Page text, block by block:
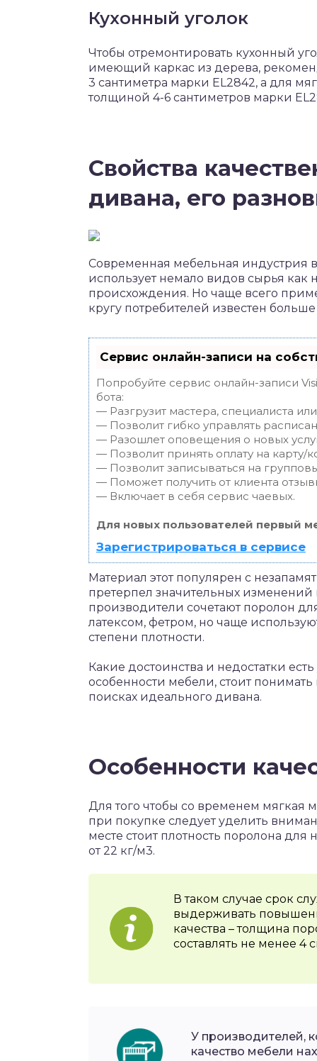
Кухонный уголок
Чтобы отремонтировать кухонный
имеющий каркас из дерева,
3 сантиметра марки EL2842, а для
толщиной 4-6 сантиметров марки
Свойства
дивана, его
Современная мебельная индустрия
использует немало видов сырья как
происхождения. Но чаще всего
кругу потребителей известен
Сервис онлайн-записи на
Попробуйте сервис онлайн-записи
бота:
— Разгрузит мастера, специалиста
— Позволит гибко управлять
— Разошлет оповещения о новых
— Позволит принять оплату на карту/
— Позволит записываться на
— Поможет получить от клиента
— Включает в себя сервис чаевых.
Для новых пользователей первый
Зарегистрироваться в сервисе
Материал этот популярен с
претерпел значительных
производители сочетают поролон
латексом, фетром, но чаще
степени плотности.
Какие достоинства и недостатки
особенности мебели, стоит
поисках идеального дивана.
Особенности
Для того чтобы со временем мягкая
при покупке следует уделить
месте стоит плотность поролона
от 22 кг/м3.
В таком случае срок
выдерживать
качества – толщина
составлять не менее 4
У производителей,
качество мебели